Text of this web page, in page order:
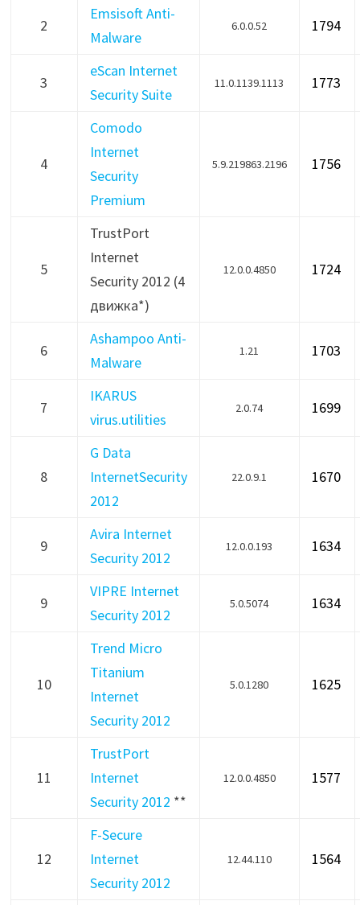
2
Emsisoft Anti-
Malware
6.0.0.52 1794
3
eScan Internet
Security Suite
11.0.1139.1113 1773
4
Comodo
Internet
Security
Premium
5.9.219863.2196 1756
5
TrustPort
Internet
Security 2012 (4
движка*)
12.0.0.4850 1724
6
Ashampoo Anti-
Malware
1.21 1703
7
IKARUS
virus.utilities
2.0.74 1699
8
G Data
InternetSecurity
2012
22.0.9.1 1670
9
Avira Internet
Security 2012
12.0.0.193 1634
9
VIPRE Internet
Security 2012
5.0.5074 1634
10
Trend Micro
Titanium
Internet
Security 2012
5.0.1280 1625
11
TrustPort
Internet
Security 2012 **
12.0.0.4850 1577
12
F-Secure
Internet
Security 2012
12.44.110 1564